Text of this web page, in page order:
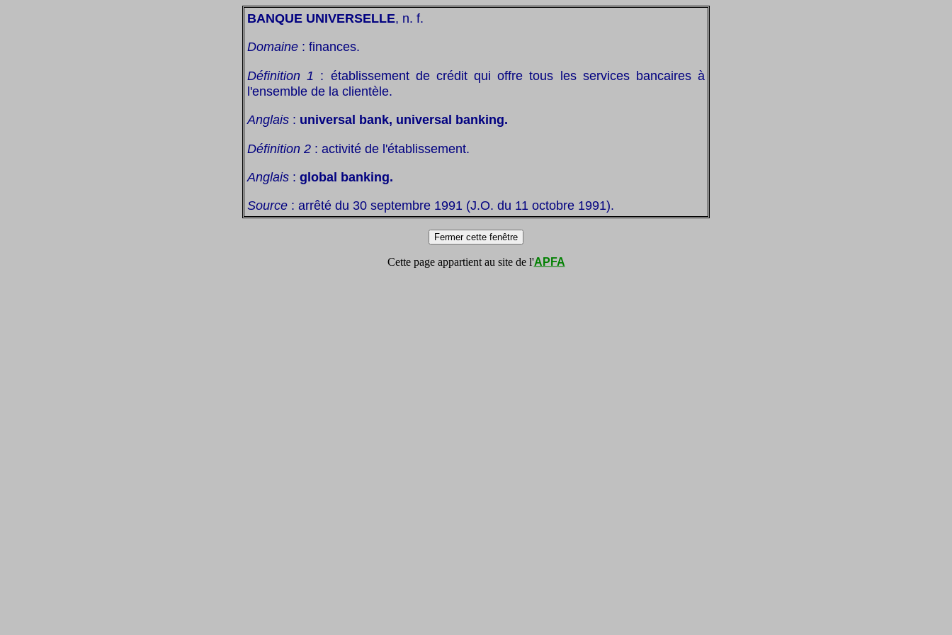
BANQUE UNIVERSELLE, n. f.
Domaine : finances.
Définition 1 : établissement de crédit qui offre tous les services bancaires à
l'ensemble de la clientèle.
Anglais : universal bank, universal banking.
Définition 2 : activité de l'établissement.
Anglais : global banking.
Source : arrêté du 30 septembre 1991 (J.O. du 11 octobre 1991).
Cette page appartient au site de l'APFA